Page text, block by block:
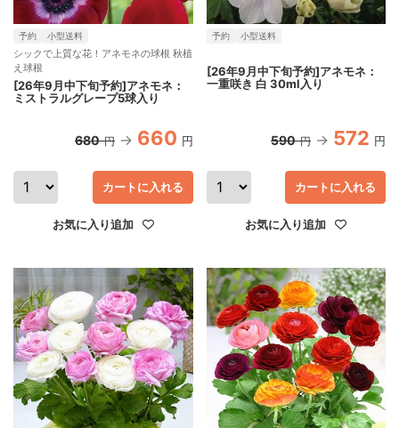
予約 小型送料
シックで上質な花！アネモネの球根 秋植
え球根
[26年9月中下旬予約]アネモネ：
ミストラルグレープ5球入り
680 円 660 円
お気に入り追加
カートに入れる
予約 小型送料
[26年9月中下旬予約]アネモネ：
一重咲き 白 30ml入り
590 円 572 円
お気に入り追加
カートに入れる